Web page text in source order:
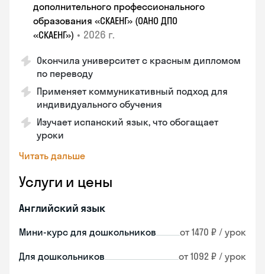
дополнительного профессионального
образования «СКАЕНГ» (ОАНО ДПО
«СКАЕНГ») • 2026 г.
Окончила университет с красным дипломом
по переводу
Применяет коммуникативный подход для
индивидуального обучения
Изучает испанский язык, что обогащает
уроки
Читать дальше
Услуги и цены
Английский язык
Мини-курс для дошкольников от 1470 ₽ / урок
Для дошкольников от 1092 ₽ / урок